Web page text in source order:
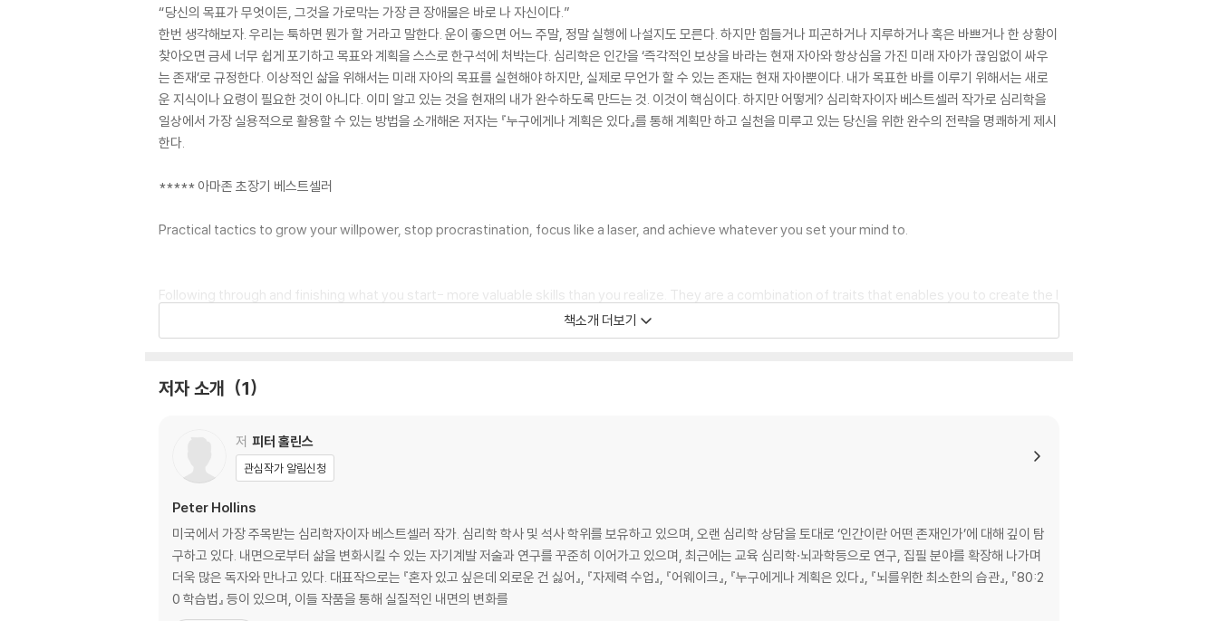
“당신의 목표가 무엇이든, 그것을 가로막는 가장 큰 장애물은 바로 나 자신이다.”
한번 생각해보자. 우리는 툭하면 뭔가 할 거라고 말한다. 운이 좋으면 어느 주말, 정말 실행에 나설지도 모른다. 하지만 힘들거나 피곤하거나 지루하거나 혹은 바쁘거나 한 상황이
찾아오면 금세 너무 쉽게 포기하고 목표와 계획을 스스로 한구석에 처박는다. 심리학은 인간을 ‘즉각적인 보상을 바라는 현재 자아와 항상심을 가진 미래 자아가 끊임없이 싸우
는 존재’로 규정한다. 이상적인 삶을 위해서는 미래 자아의 목표를 실현해야 하지만, 실제로 무언가 할 수 있는 존재는 현재 자아뿐이다. 내가 목표한 바를 이루기 위해서는 새로
운 지식이나 요령이 필요한 것이 아니다. 이미 알고 있는 것을 현재의 내가 완수하도록 만드는 것. 이것이 핵심이다. 하지만 어떻게? 심리학자이자 베스트셀러 작가로 심리학을
일상에서 가장 실용적으로 활용할 수 있는 방법을 소개해온 저자는 『누구에게나 계획은 있다』를 통해 계획만 하고 실천을 미루고 있는 당신을 위한 완수의 전략을 명쾌하게 제시
한다.
***** 아마존 초장기 베스트셀러
Practical tactics to grow your willpower, stop procrastination, focus like a laser, and achieve whatever you set your mind to.
Following through and finishing what you start- more valuable skills than you realize. They are a combination of traits that enables you to create the l
ife you want - without having to compromise or wait. The alternative is a status quo that you're stuck in.
rough look why we are sometimes stuck, and gives detailed, step by step solutions you can start using today. Every phase of finishing and followin
g through is covered, and even productivity pros will be able to learn something new.
Above all else, this is a guide to understanding your brain and instincts better for optimal results.
Channel massive productivity and mental toughness.
책소개 더보기
저자 소개 1
저 피터 홀린스
관심작가 알림신청
Peter Hollins
미국에서 가장 주목받는 심리학자이자 베스트셀러 작가. 심리학 학사 및 석사 학위를 보유하고 있으며, 오랜 심리학 상담을 토대로 ‘인간이란 어떤 존재인가’에 대해 깊이 탐
구하고 있다. 내면으로부터 삶을 변화시킬 수 있는 자기계발 저술과 연구를 꾸준히 이어가고 있으며, 최근에는 교육 심리학·뇌과학등으로 연구, 집필 분야를 확장해 나가며
더욱 많은 독자와 만나고 있다. 대표작으로는 『혼자 있고 싶은데 외로운 건 싫어』, 『자제력 수업』, 『어웨이크』, 『누구에게나 계획은 있다』, 『뇌를위한 최소한의 습관』, 『80:2
0 학습법』 등이 있으며, 이들 작품을 통해 실질적인 내면의 변화를